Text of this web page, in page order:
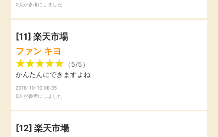
0人が参考にしました
[11]楽天市場
ファン キヨ
（5/5）
かんたんにできますよね
2018-10-10 08:35
0人が参考にしました
[12]楽天市場